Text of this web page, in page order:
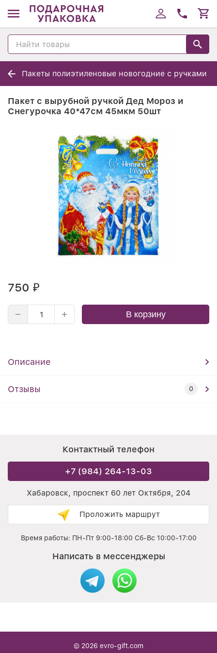
Пакеты полиэтиленовые новогодние с ручками
Пакет с вырубной ручкой Дед Мороз и
Снегурочка 40*47см 45мкм 50шт
750 ₽
В корзину
Описание
Отзывы 0
Контактный телефон
+7 (984) 264-13-03
Хабаровск, проспект 60 лет Октября, 204
Проложить маршрут
Время работы: ПН-Пт 9:00-18:00 Сб-Вс 10:00-17:00
Написать в мессенджеры
© 2026 evro-gift.com